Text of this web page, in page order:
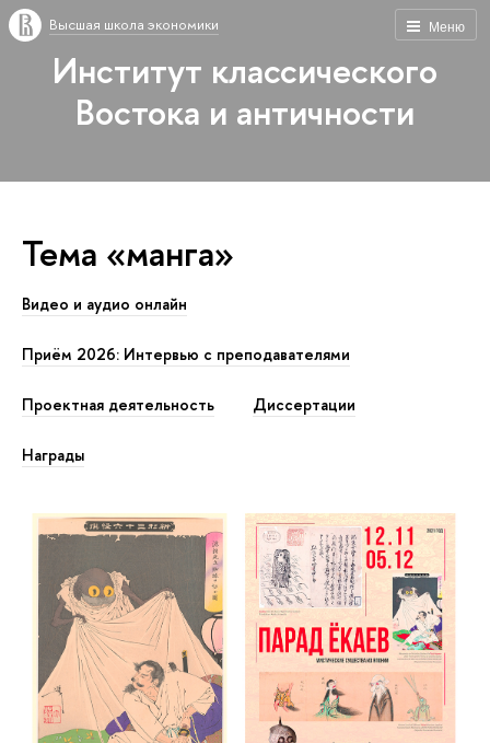
Меню
Высшая школа экономики
Институт классического
Востока и античности
Тема «манга»
Видео и аудио онлайн
Приём 2026: Интервью с преподавателями
Проектная деятельность Диссертации
Награды